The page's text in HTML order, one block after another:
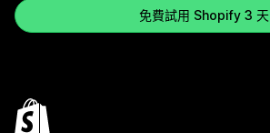
免費試用 Shopify 3 天